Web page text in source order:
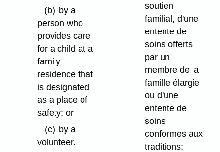
(b) by a
person who
provides care
for a child at a
family
residence that
is designated
as a place of
safety; or
(c) by a
volunteer.
soutien
familial, d'une
entente de
soins offerts
par un
membre de la
famille élargie
ou d'une
entente de
soins
conformes aux
traditions;